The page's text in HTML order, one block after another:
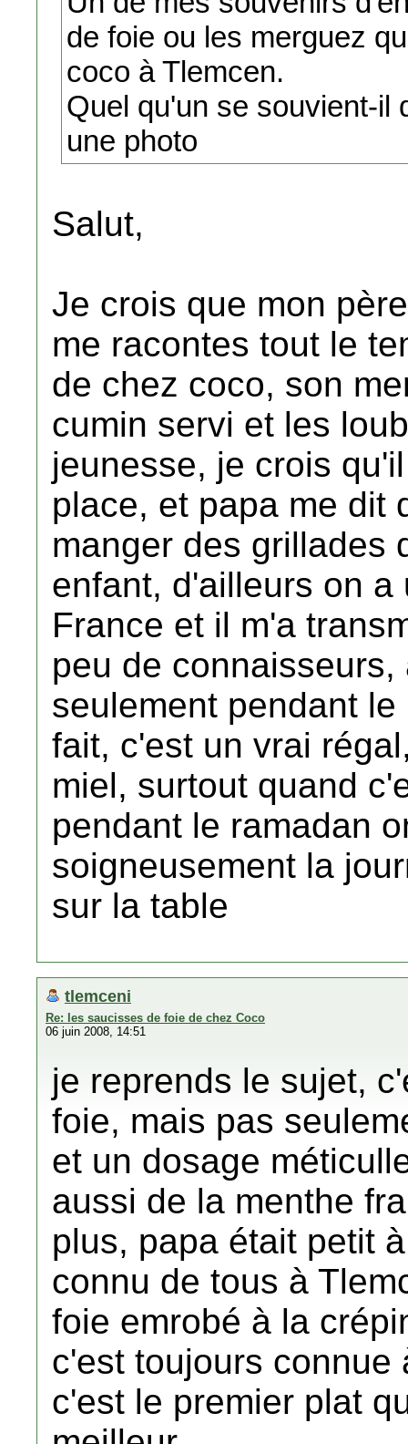
de foie ou les merguez
coco à Tlemcen.
Quel qu'un se souvient-il
une photo
Salut,
Je crois que mon
me racontes tout le
de chez coco, son
cumin servi et les
jeunesse, je crois
place, et papa me dit
manger des grillades
enfant, d'ailleurs on
France et il m'a
peu de
seulement pendant
fait, c'est un vrai
miel, surtout quand
pendant le ramadan
soigneusement la
sur la table
tlemceni
Re: les saucisses de foie de chez Coco
06 juin 2008, 14:51
je reprends le sujet,
foie, mais pas
et un dosage
aussi de la menthe
plus, papa était petit
connu de tous à
foie emrobé à la
c'est toujours connue
c'est le premier plat